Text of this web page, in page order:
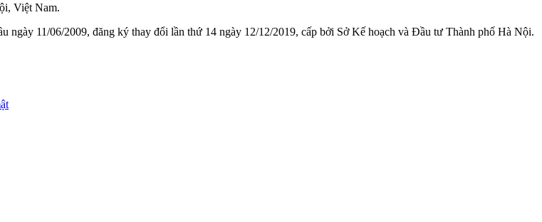
Việt Nam.
ngày 11/06/2009, đăng ký thay đổi lần thứ 14 ngày 12/12/2019, cấp bởi Sở Kế hoạch và Đầu tư Thành phố Hà Nội.